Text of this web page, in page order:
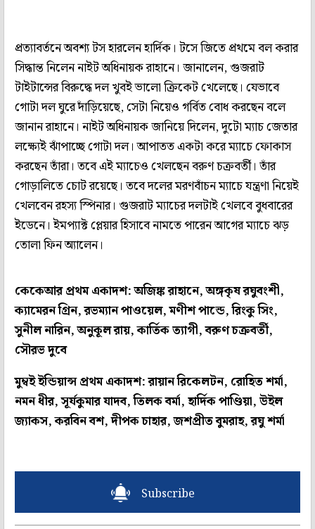
প্রত্যাবর্তনে অবশ্য টস হারলেন হার্দিক। টসে জিতে প্রথমে বল করার
সিদ্ধান্ত নিলেন নাইট অধিনায়ক রাহানে। জানালেন, গুজরাট
টাইটান্সের বিরুদ্ধে দল খুবই ভালো ক্রিকেট খেলেছে। যেভাবে
গোটা দল ঘুরে দাঁড়িয়েছে, সেটা নিয়েও গর্বিত বোধ করছেন বলে
জানান রাহানে। নাইট অধিনায়ক জানিয়ে দিলেন, দুটো ম্যাচ জেতার
লক্ষ্যেই ঝাঁপাচ্ছে গোটা দল। আপাতত একটা করে ম্যাচে ফোকাস
করছেন তাঁরা। তবে এই ম্যাচেও খেলছেন বরুণ চক্রবর্তী। তাঁর
গোড়ালিতে চোট রয়েছে। তবে দলের মরণবাঁচন ম্যাচে যন্ত্রণা নিয়েই
খেলবেন রহস্য স্পিনার। গুজরাট ম্যাচের দলটাই খেলবে বুধবারের
ইডেনে। ইমপ্যাক্ট প্লেয়ার হিসাবে নামতে পারেন আগের ম্যাচে ঝড়
তোলা ফিন অ্যালেন।
কেকেআর প্রথম একাদশ: অজিঙ্ক রাহানে, অঙ্গকৃষ রঘুবংশী,
ক্যামেরন গ্রিন, রভম্যান পাওয়েল, মণীশ পান্ডে, রিংকু সিং,
সুনীল নারিন, অনুকূল রায়, কার্তিক ত্যাগী, বরুণ চক্রবর্তী,
সৌরভ দুবে
মুম্বই ইন্ডিয়ান্স প্রথম একাদশ: রায়ান রিকেলটন, রোহিত শর্মা,
নমন ধীর, সূর্যকুমার যাদব, তিলক বর্মা, হার্দিক পাণ্ডিয়া, উইল
জ্যাকস, করবিন বশ, দীপক চাহার, জশপ্রীত বুমরাহ, রঘু শর্মা
Subscribe